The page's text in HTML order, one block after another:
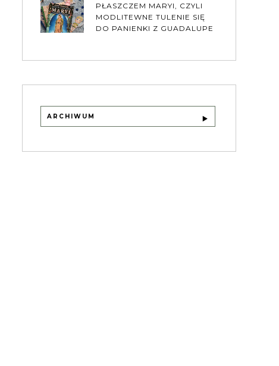
PŁASZCZEM MARYI, CZYLI
MODLITEWNE TULENIE SIĘ
DO PANIENKI Z GUADALUPE
ARCHIWUM